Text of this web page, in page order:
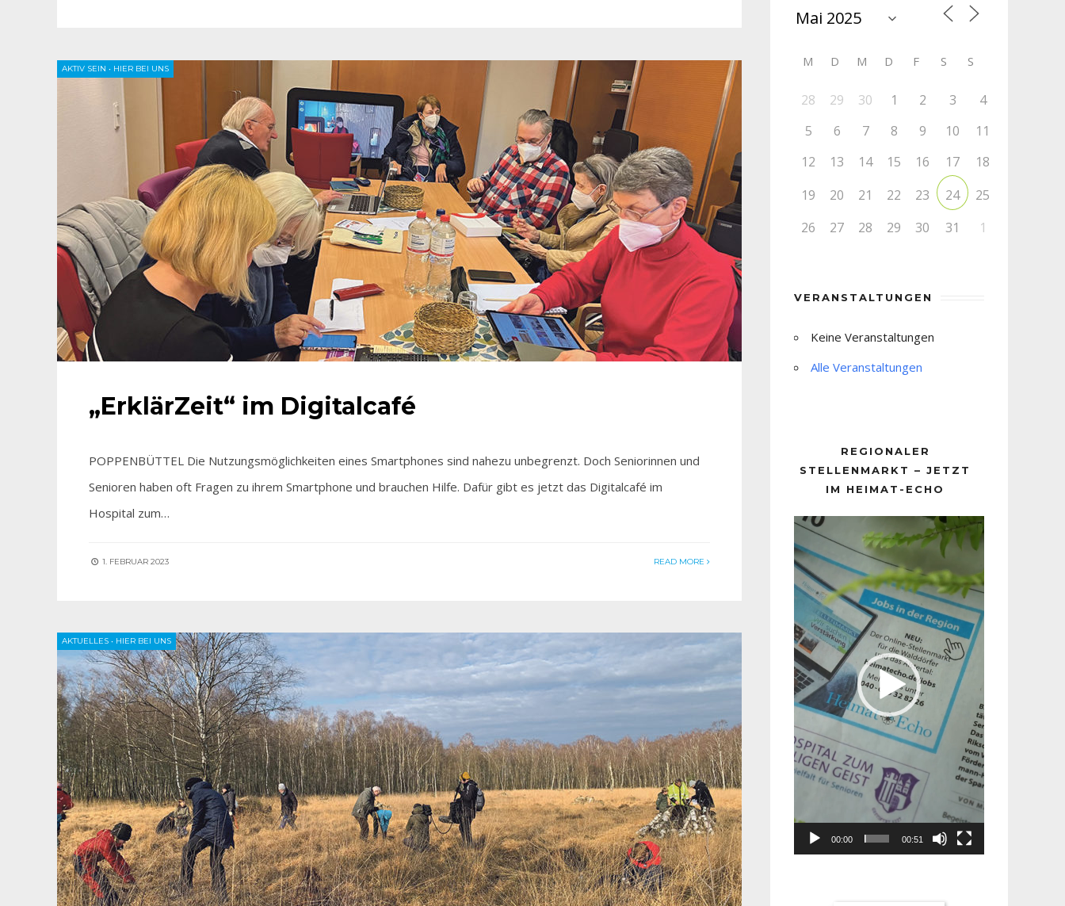
AKTIV SEIN • HIER BEI UNS
„ErklärZeit“ im Digitalcafé
POPPENBÜTTEL Die Nutzungsmöglichkeiten eines Smartphones sind nahezu unbegrenzt. Doch Seniorinnen und
Senioren haben oft Fragen zu ihrem Smartphone und brauchen Hilfe. Dafür gibt es jetzt das Digitalcafé im
Hospital zum…
1. FEBRUAR 2023 READ MORE
AKTUELLES • HIER BEI UNS
M D M D F S S
28 29 30 1 2 3
4
5
6 7 8 9 10
11
12
13 14 15 16 17
18
19
20 21 22 23 24
25
26
27 28 29 30 31 1
VERANSTALTUNGEN
Keine Veranstaltungen
Alle Veranstaltungen
REGIONALER
STELLENMARKT – JETZT
IM HEIMAT-ECHO
Player
00:00 00:51